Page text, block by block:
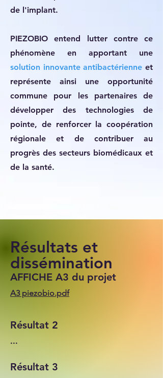
de l'implant.
PIEZOBIO entend lutter contre ce
phénomène en apportant une
solution innovante antibactérienne et
représente ainsi une opportunité
commune pour les partenaires de
développer des technologies de
pointe, de renforcer la coopération
régionale et de contribuer au
progrès des secteurs biomédicaux et
de la santé.
Résultats et
dissémination
AFFICHE A3 du projet
A3 piezobio.pdf
Résultat 2
...
Résultat 3